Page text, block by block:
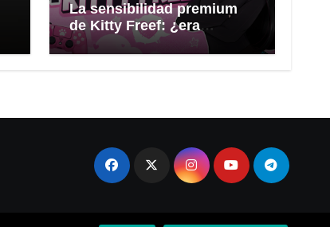
La sensibilidad premium
de Kitty Freef: ¿era
demasiado perfecta?